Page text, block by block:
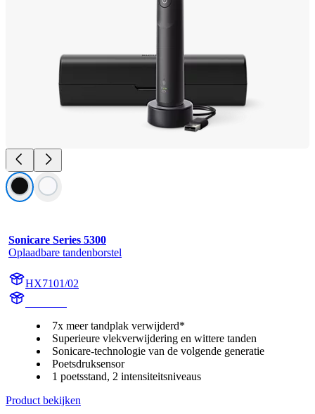
Sonicare Series 5300
Oplaadbare tandenborstel
HX7101/02
7x meer tandplak verwijderd*
Superieure vlekverwijdering en wittere tanden
Sonicare-technologie van de volgende generatie
Poetsdruksensor
1 poetsstand, 2 intensiteitsniveaus
Product bekijken